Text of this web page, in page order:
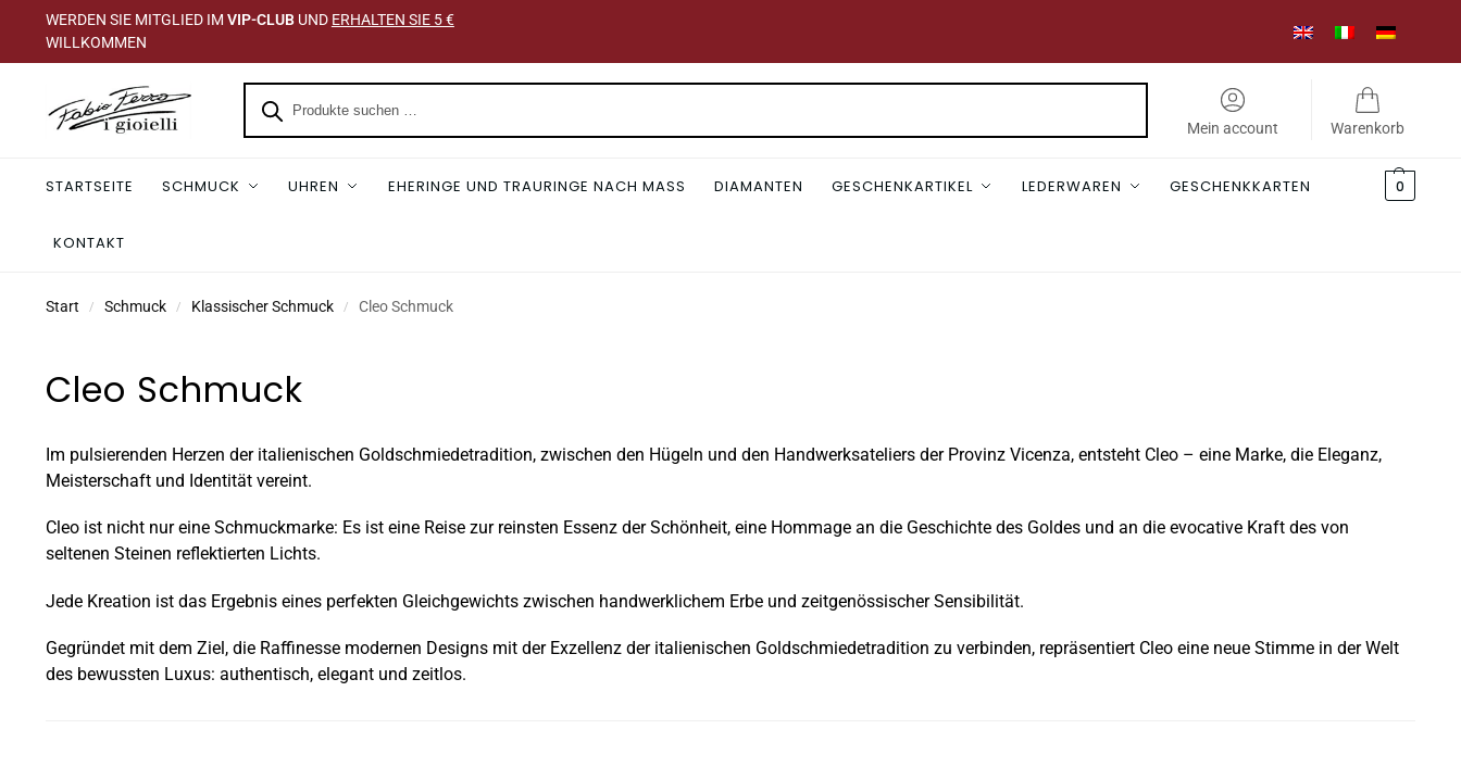
WERDEN SIE MITGLIED IM VIP-CLUBUND ERHALTEN SIE 5 €
WILLKOMMEN
Mein account Warenkorb
STARTSEITE SCHMUCK UHREN EHERINGE UND TRAURINGE NACH MASS DIAMANTEN GESCHENKARTIKEL LEDERWAREN GESCHENKKARTEN
KONTAKT
0
Start / Schmuck / Klassischer Schmuck / Cleo Schmuck
Cleo Schmuck
Im pulsierenden Herzen der italienischen Goldschmiedetradition, zwischen den Hügeln und den Handwerksateliers der Provinz Vicenza, entsteht Cleo – eine Marke, die Eleganz,
Meisterschaft und Identität vereint.
Cleo ist nicht nur eine Schmuckmarke: Es ist eine Reise zur reinsten Essenz der Schönheit, eine Hommage an die Geschichte des Goldes und an die evocative Kraft des von
seltenen Steinen reflektierten Lichts.
Jede Kreation ist das Ergebnis eines perfekten Gleichgewichts zwischen handwerklichem Erbe und zeitgenössischer Sensibilität.
Gegründet mit dem Ziel, die Raffinesse modernen Designs mit der Exzellenz der italienischen Goldschmiedetradition zu verbinden, repräsentiert Cleo eine neue Stimme in der Welt
des bewussten Luxus: authentisch, elegant und zeitlos.